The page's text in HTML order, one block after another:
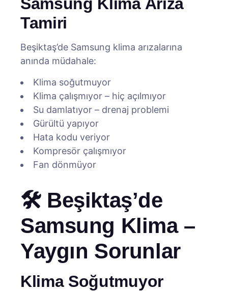
Tamiri
Beşiktaş’de Samsung klima arızalarına
anında müdahale:
Klima soğutmuyor
Klima çalışmıyor – hiç açılmıyor
Su damlatıyor – drenaj problemi
Gürültü yapıyor
Hata kodu veriyor
Kompresör çalışmıyor
Fan dönmüyor
🛠️ Beşiktaş’de
Samsung Klima –
Yaygın Sorunlar
Klima Soğutmuyor